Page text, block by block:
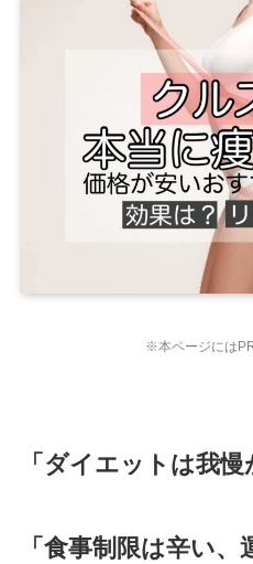
※本ページには
「ダイエットは我慢
「食事制限は辛い